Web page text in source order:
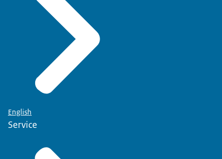
English
Service